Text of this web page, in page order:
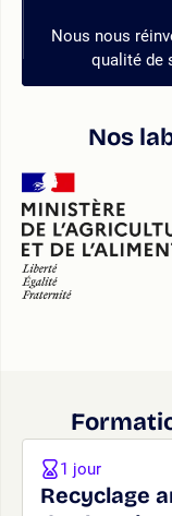
Nous nous
qualité de
Nos
Recyclage
1 jour